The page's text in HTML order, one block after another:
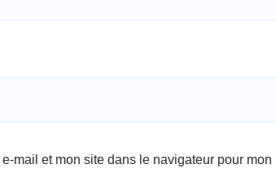
mail et mon site dans le navigateur pour